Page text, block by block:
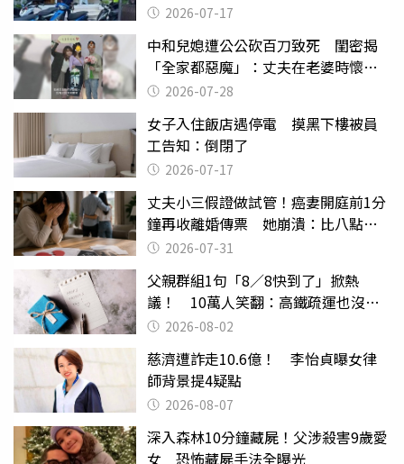
2026-07-17
中和兒媳遭公公砍百刀致死 閨密揭
「全家都惡魔」：丈夫在老婆時懷孕
摔東西
2026-07-28
女子入住飯店遇停電 摸黑下樓被員
工告知：倒閉了
2026-07-17
丈夫小三假證做試管！癌妻開庭前1分
鐘再收離婚傳票 她崩潰：比八點檔
還扯2026-07-31
父親群組1句「8／8快到了」掀熱
議！ 10萬人笑翻：高鐵疏運也沒列
父親節
2026-08-02
慈濟遭詐走10.6億！ 李怡貞曝女律
師背景提4疑點
2026-08-07
深入森林10分鐘藏屍！父涉殺害9歲愛
女 恐怖藏屍手法全曝光